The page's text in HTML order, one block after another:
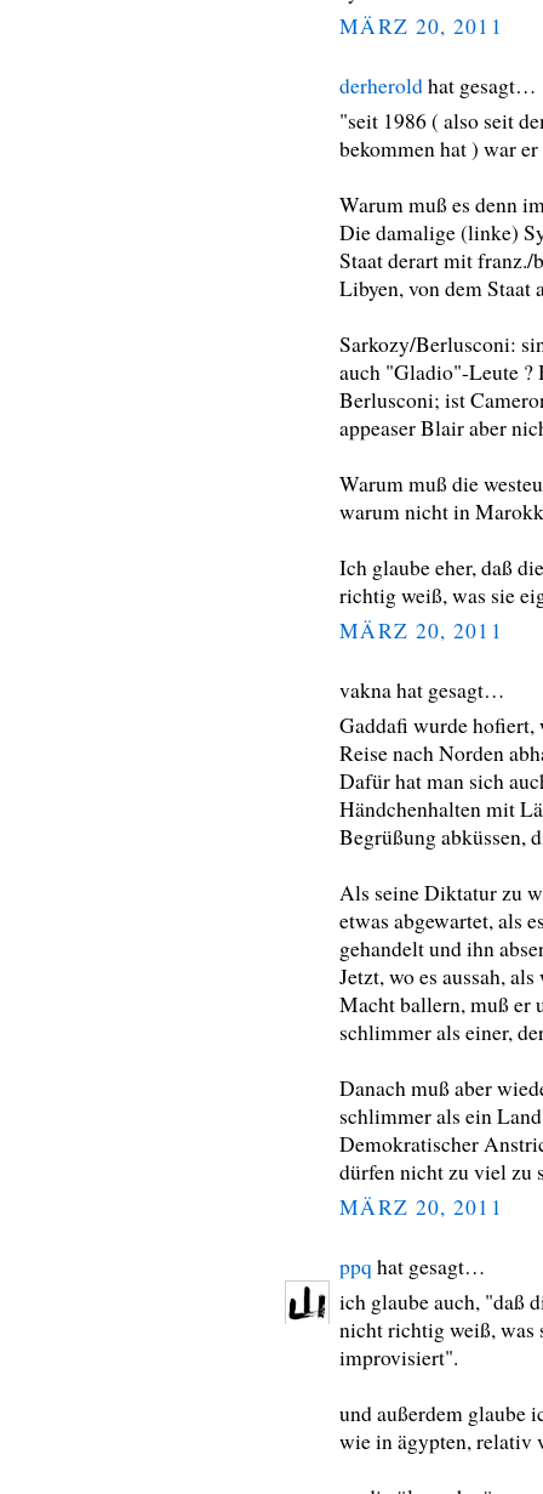
MÄRZ 20, 2011
derheroldhat gesagt…
"seit 1986 ( also seit
bekommen hat ) war
Warum muß es denn
Die damalige (linke)
Staat derart mit franz./
Libyen, von dem Staat
Sarkozy/Berlusconi:
auch "Gladio"-Leute ?
Berlusconi; ist
appeaser Blair aber
Warum muß die
warum nicht in
Ich glaube eher, daß
richtig weiß, was sie
MÄRZ 20, 2011
vakna hat gesagt…
Gaddafi wurde
Reise nach Norden
Dafür hat man sich
Händchenhalten mit
Begrüßung abküssen,
Als seine Diktatur zu
etwas abgewartet, als
gehandelt und ihn
Jetzt, wo es aussah,
Macht ballern, muß er
schlimmer als einer,
Danach muß aber
schlimmer als ein
Demokratischer
dürfen nicht zu viel zu
MÄRZ 20, 2011
ppq hat gesagt…
ich glaube auch, "daß
nicht richtig weiß, was
improvisiert".
und außerdem glaube
wie in ägypten, relativ